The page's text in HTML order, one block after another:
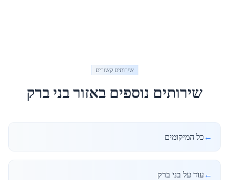
שירותים קשורים
שירותים נוספים באזורבני ברק
← כל המיקומים
← עוד על בני ברק